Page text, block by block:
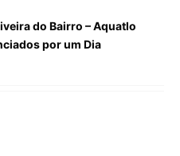
do Bairro – Aquatlo
por um Dia